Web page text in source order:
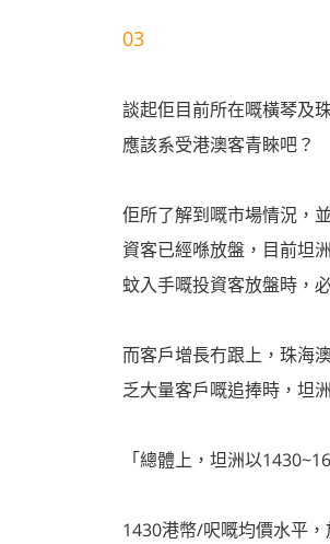
03
談起佢目前所在嘅橫琴及
應該系受港澳客青睞吧？
佢所了解到嘅市場情況，
資客已經喺放盤，目前坦
蚊入手嘅投資客放盤時，
而客戶增長冇跟上，珠海
乏大量客戶嘅追捧時，坦
「總體上，坦洲以
1430港幣/呎嘅均價水平